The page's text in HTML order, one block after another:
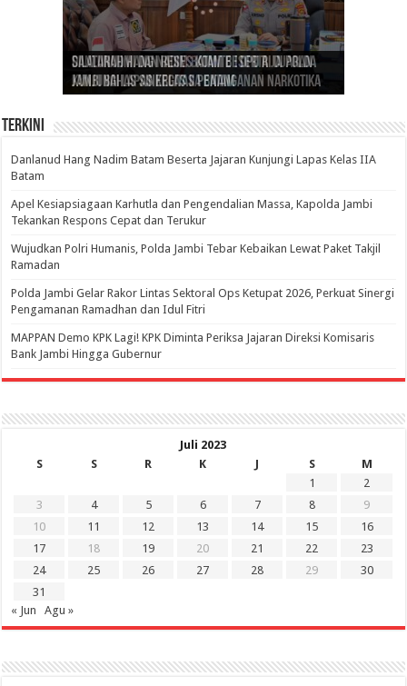
Danlanud Hang Nadim Batam Beserta Jajaran
Kunjungi Lapas Kelas IIA Batam
Silaturahmi dan Reses Komite I DPD RI di Polda
Jambi Bahas Sinergitas Penanganan Narkotika
Gubernur Al Haris: Lomba Cerdas Cermat Sarana
Edukasi Pembentukan Karakter Generasi
Penerus
Gubernur Al Haris Dorong Koperasi Merah Putih
Cepat Beroperasi Agar Bisa Layani Masyarakat
Penuhi Kebutuhannya
Sosok Fenomenal yang Menggetarkan
Nusantara: Ratu Wangsa, Wanita Berkelas
dengan Pengaruh Internasional
Terkini
Danlanud Hang Nadim Batam Beserta Jajaran Kunjungi Lapas Kelas IIA
Batam
Apel Kesiapsiagaan Karhutla dan Pengendalian Massa, Kapolda Jambi
Tekankan Respons Cepat dan Terukur
Wujudkan Polri Humanis, Polda Jambi Tebar Kebaikan Lewat Paket Takjil
Ramadan
Polda Jambi Gelar Rakor Lintas Sektoral Ops Ketupat 2026, Perkuat Sinergi
Pengamanan Ramadhan dan Idul Fitri
‎MAPPAN Demo KPK Lagi! KPK Diminta Periksa Jajaran Direksi Komisaris
Bank Jambi Hingga Gubernur ‎
Juli 2023
S
S R K J S
M
1
2
3
4 5 6 7 8
9
10
11 12 13 14 15
16
17
18 19 20 21 22
23
24
25 26 27 28 29
30
31
« Jun
Agu »